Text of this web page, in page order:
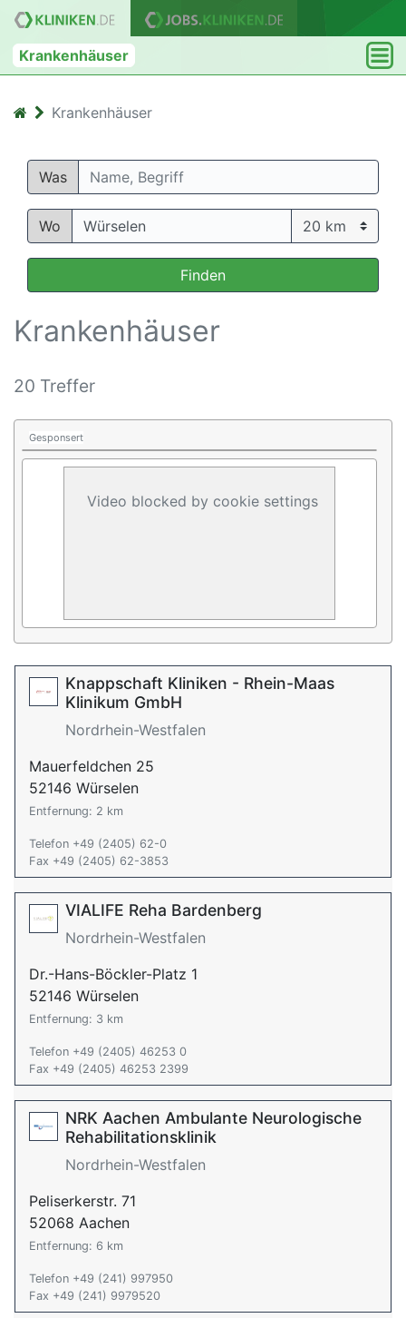
Krankenhäuser
Krankenhäuser
Was
Wo
Finden
Krankenhäuser
20 Treffer
Gesponsert
Video blocked by cookie settings
Knappschaft Kliniken - Rhein-Maas
Klinikum GmbH
Nordrhein-Westfalen
Mauerfeldchen 25
52146 Würselen
Entfernung: 2 km
Telefon +49 (2405) 62-0
Fax +49 (2405) 62-3853
VIALIFE Reha Bardenberg
Nordrhein-Westfalen
Dr.-Hans-Böckler-Platz 1
52146 Würselen
Entfernung: 3 km
Telefon +49 (2405) 46253 0
Fax +49 (2405) 46253 2399
NRK Aachen Ambulante Neurologische
Rehabilitationsklinik
Nordrhein-Westfalen
Peliserkerstr. 71
52068 Aachen
Entfernung: 6 km
Telefon +49 (241) 997950
Fax +49 (241) 9979520